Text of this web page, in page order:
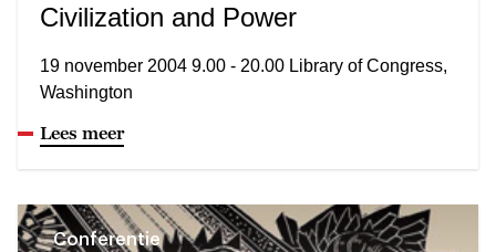
Civilization and Power
19 november 2004 9.00 - 20.00 Library of Congress,
Washington
Lees meer
Conferentie